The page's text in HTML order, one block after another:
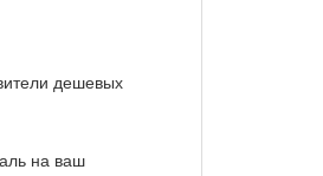
дешевых
на ваш